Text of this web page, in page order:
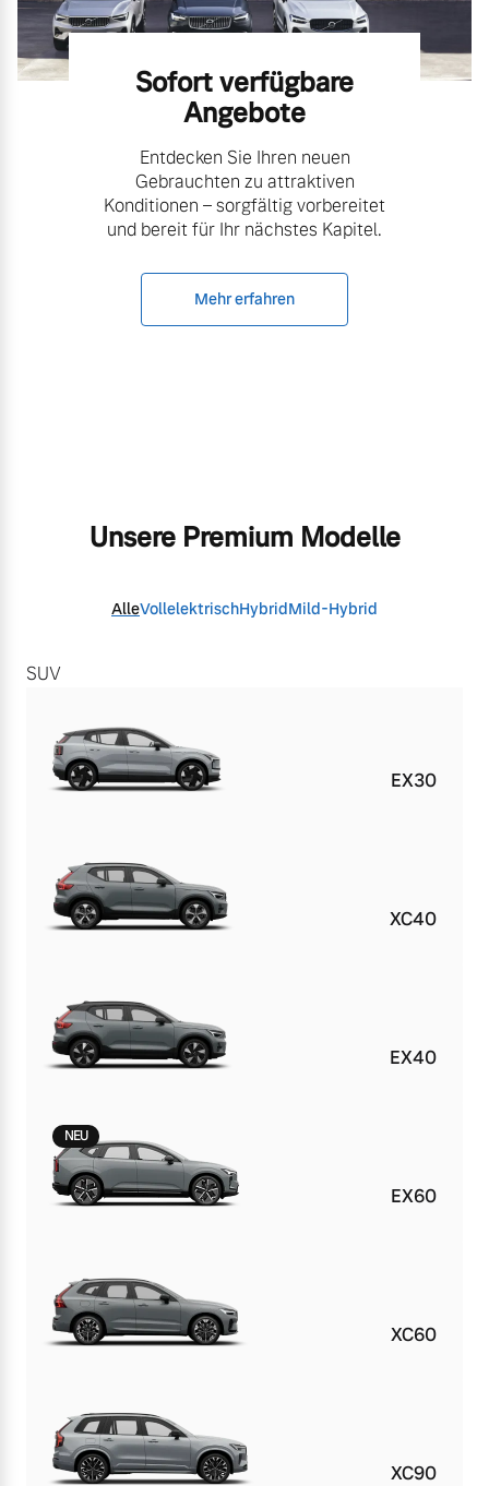
Sofort verfügbare
Angebote
Entdecken Sie Ihren neuen
Gebrauchten zu attraktiven
Konditionen – sorgfältig vorbereitet
und bereit für Ihr nächstes Kapitel.
Mehr erfahren
Unsere Premium Modelle
AlleVollelektrischHybridMild-Hybrid
SUV
EX30
XC40
EX40
NEU
EX60
XC60
XC90